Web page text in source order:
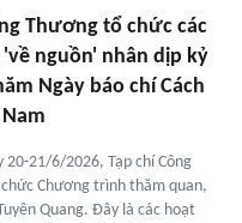
Thương tổ chức các
nguồn' nhân dịp kỷ
Ngày báo chí Cách
20-21/6/2026, Tạp chí Công
Chương trình thăm quan,
Quang. Đây là các hoạt